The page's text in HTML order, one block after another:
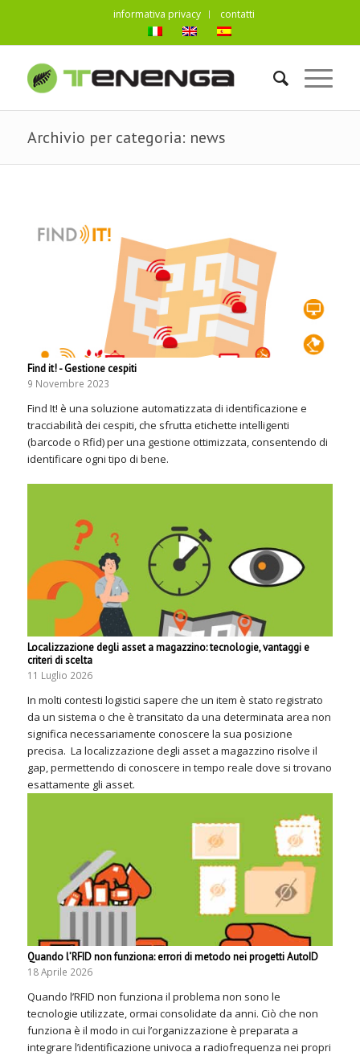
informativa privacy contatti
Archivio per categoria: news
Find it! - Gestione cespiti
9 Novembre 2023
Find It! è una soluzione automatizzata di identificazione e
tracciabilità dei cespiti, che sfrutta etichette intelligenti
(barcode o Rfid) per una gestione ottimizzata, consentendo di
identificare ogni tipo di bene.
Localizzazione degli asset a magazzino: tecnologie, vantaggi e
criteri di scelta
11 Luglio 2026
In molti contesti logistici sapere che un item è stato registrato
da un sistema o che è transitato da una determinata area non
significa necessariamente conoscere la sua posizione
precisa. La localizzazione degli asset a magazzino risolve il
gap, permettendo di conoscere in tempo reale dove si trovano
esattamente gli asset.
Quando l’RFID non funziona: errori di metodo nei progetti AutoID
18 Aprile 2026
Quando l’RFID non funziona il problema non sono le
tecnologie utilizzate, ormai consolidate da anni. Ciò che non
funziona è il modo in cui l’organizzazione è preparata a
integrare l’identificazione univoca a radiofrequenza nei propri